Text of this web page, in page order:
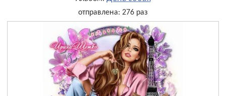
отправлена: 276 раз